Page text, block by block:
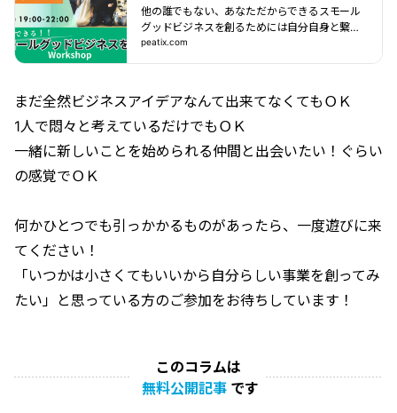
他の誰でもない、あなただからできるスモール
グッドビジネスを創るためには自分自身と繋が
る体験が大事だと気付きました。アトリア&time
peatix.com
まだ全然ビジネスアイデアなんて出来てなくてもＯＫ
1人で悶々と考えているだけでもＯＫ
一緒に新しいことを始められる仲間と出会いたい！ぐらい
の感覚でＯＫ
何かひとつでも引っかかるものがあったら、一度遊びに来
てください！
「いつかは小さくてもいいから自分らしい事業を創ってみ
たい」と思っている方のご参加をお待ちしています！
このコラムは
無料公開記事 です